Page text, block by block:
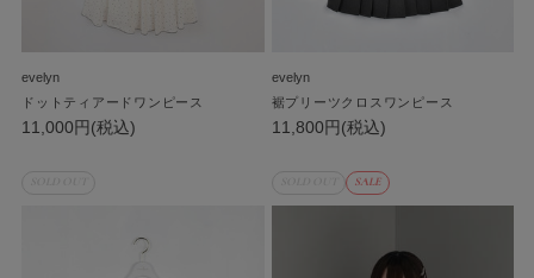
evelyn
ドットティアードワンピース
11,000円(税込)
evelyn
裾プリーツクロスワンピース
11,800円(税込)
SALE